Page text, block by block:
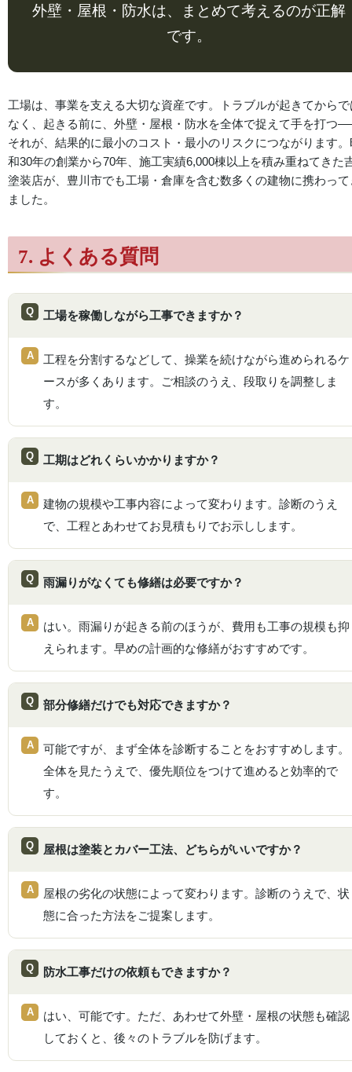
外壁・屋根・防水は、まとめて考えるのが正解
です。
工場は、事業を支える大切な資産です。トラブルが起きてからで
なく、起きる前に、外壁・屋根・防水を全体で捉えて手を打つ
それが、結果的に最小のコスト・最小のリスクにつながります。
和30年の創業から70年、施工実績6,000棟以上を積み重ねてきた
塗装店が、豊川市でも工場・倉庫を含む数多くの建物に携わって
ました。
7. よくある質問
工場を稼働しながら工事できますか？
工程を分割するなどして、操業を続けながら進められるケ
ースが多くあります。ご相談のうえ、段取りを調整しま
す。
工期はどれくらいかかりますか？
建物の規模や工事内容によって変わります。診断のうえ
で、工程とあわせてお見積もりでお示しします。
雨漏りがなくても修繕は必要ですか？
はい。雨漏りが起きる前のほうが、費用も工事の規模も抑
えられます。早めの計画的な修繕がおすすめです。
部分修繕だけでも対応できますか？
可能ですが、まず全体を診断することをおすすめします。
全体を見たうえで、優先順位をつけて進めると効率的で
す。
屋根は塗装とカバー工法、どちらがいいですか？
屋根の劣化の状態によって変わります。診断のうえで、状
態に合った方法をご提案します。
防水工事だけの依頼もできますか？
はい、可能です。ただ、あわせて外壁・屋根の状態も確認
しておくと、後々のトラブルを防げます。